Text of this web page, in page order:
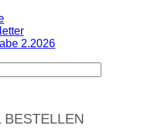
2.2026
BESTELLEN